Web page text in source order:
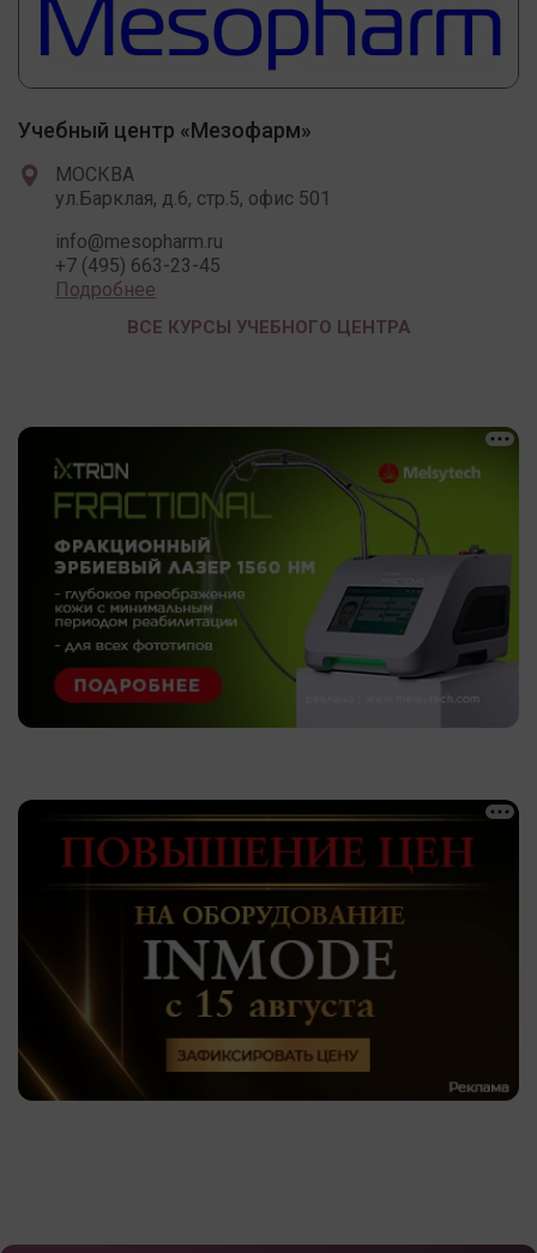
Учебный центр «Мезофарм»
МОСКВА
ул.Барклая, д.6, стр.5, офис 501
info@mesopharm.ru
+7 (495) 663-23-45
Подробнее
ВСЕ КУРСЫ УЧЕБНОГО ЦЕНТРА